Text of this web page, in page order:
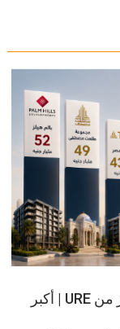
أفضل شركات التطوير العقاري في مصر من URE | أكبر